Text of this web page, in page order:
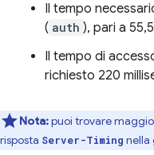
Il tempo
( auth ), pari a
Il tempo di
richiesto 220
Nota:puoi trovare
risposta Server-Timing nella